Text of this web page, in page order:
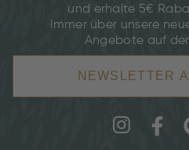
und erhalte 5€
immer über unsere
Angebote auf
NEWSLETTER